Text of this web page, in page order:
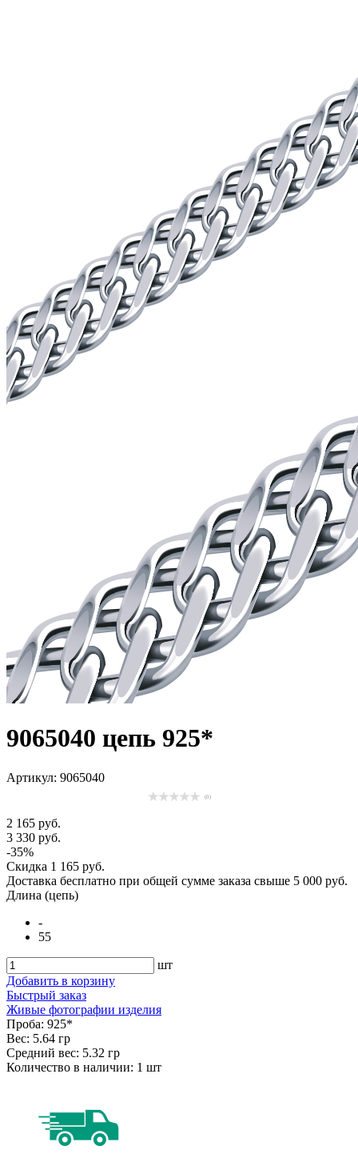
9065040 цепь 925*
Артикул: 9065040
(0)
2 165 руб.
3 330 руб.
-35%
Скидка 1 165 руб.
Доставка бесплатно при общей сумме заказа свыше 5 000 руб.
Длина (цепь)
-
55
шт
Добавить в корзину
Быстрый заказ
Живые фотографии изделия
Проба: 925*
Вес: 5.64 гр
Средний вес: 5.32 гр
Количество в наличии: 1 шт